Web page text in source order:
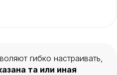
гибко настраивать,
та или иная